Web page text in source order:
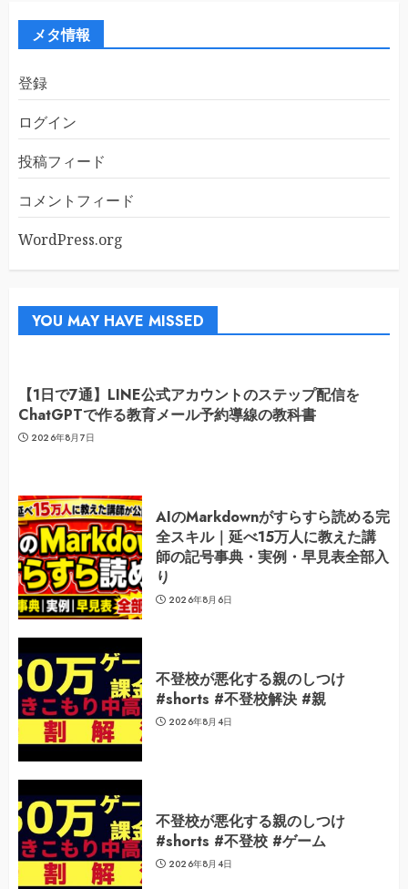
メタ情報
登録
ログイン
投稿フィード
コメントフィード
WordPress.org
YOU MAY HAVE MISSED
【1日で7通】LINE公式アカウントのステップ配信を
ChatGPTで作る教育メール予約導線の教科書
2026年8月7日
AIのMarkdownがすらすら読める完
全スキル｜延べ15万人に教えた講
師の記号事典・実例・早見表全部入
り
2026年8月6日
不登校が悪化する親のしつけ
#shorts #不登校解決 #親
2026年8月4日
不登校が悪化する親のしつけ
#shorts #不登校 #ゲーム
2026年8月4日